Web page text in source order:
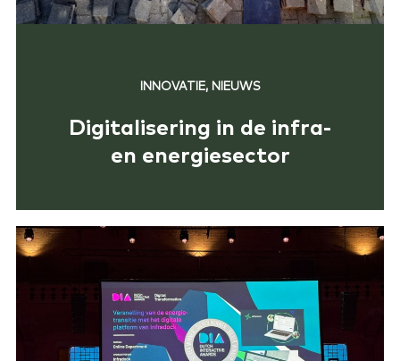
INNOVATIE, NIEUWS
Digitalisering in de infra-
en energiesector